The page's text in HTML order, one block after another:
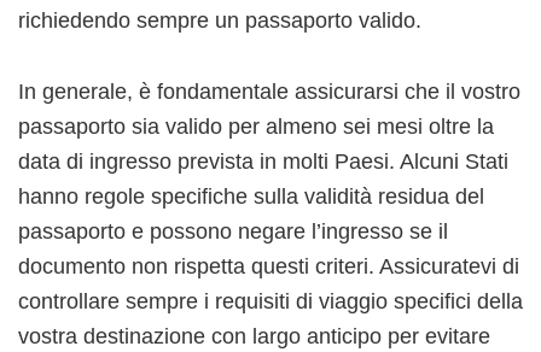
richiedendo sempre un passaporto valido.
In generale, è fondamentale assicurarsi che il vostro
passaporto sia valido per almeno sei mesi oltre la
data di ingresso prevista in molti Paesi. Alcuni Stati
hanno regole specifiche sulla validità residua del
passaporto e possono negare l’ingresso se il
documento non rispetta questi criteri. Assicuratevi di
controllare sempre i requisiti di viaggio specifici della
vostra destinazione con largo anticipo per evitare